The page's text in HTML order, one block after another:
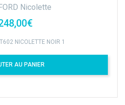
Nicolette
NICOLETTE NOIR 1
AU PANIER